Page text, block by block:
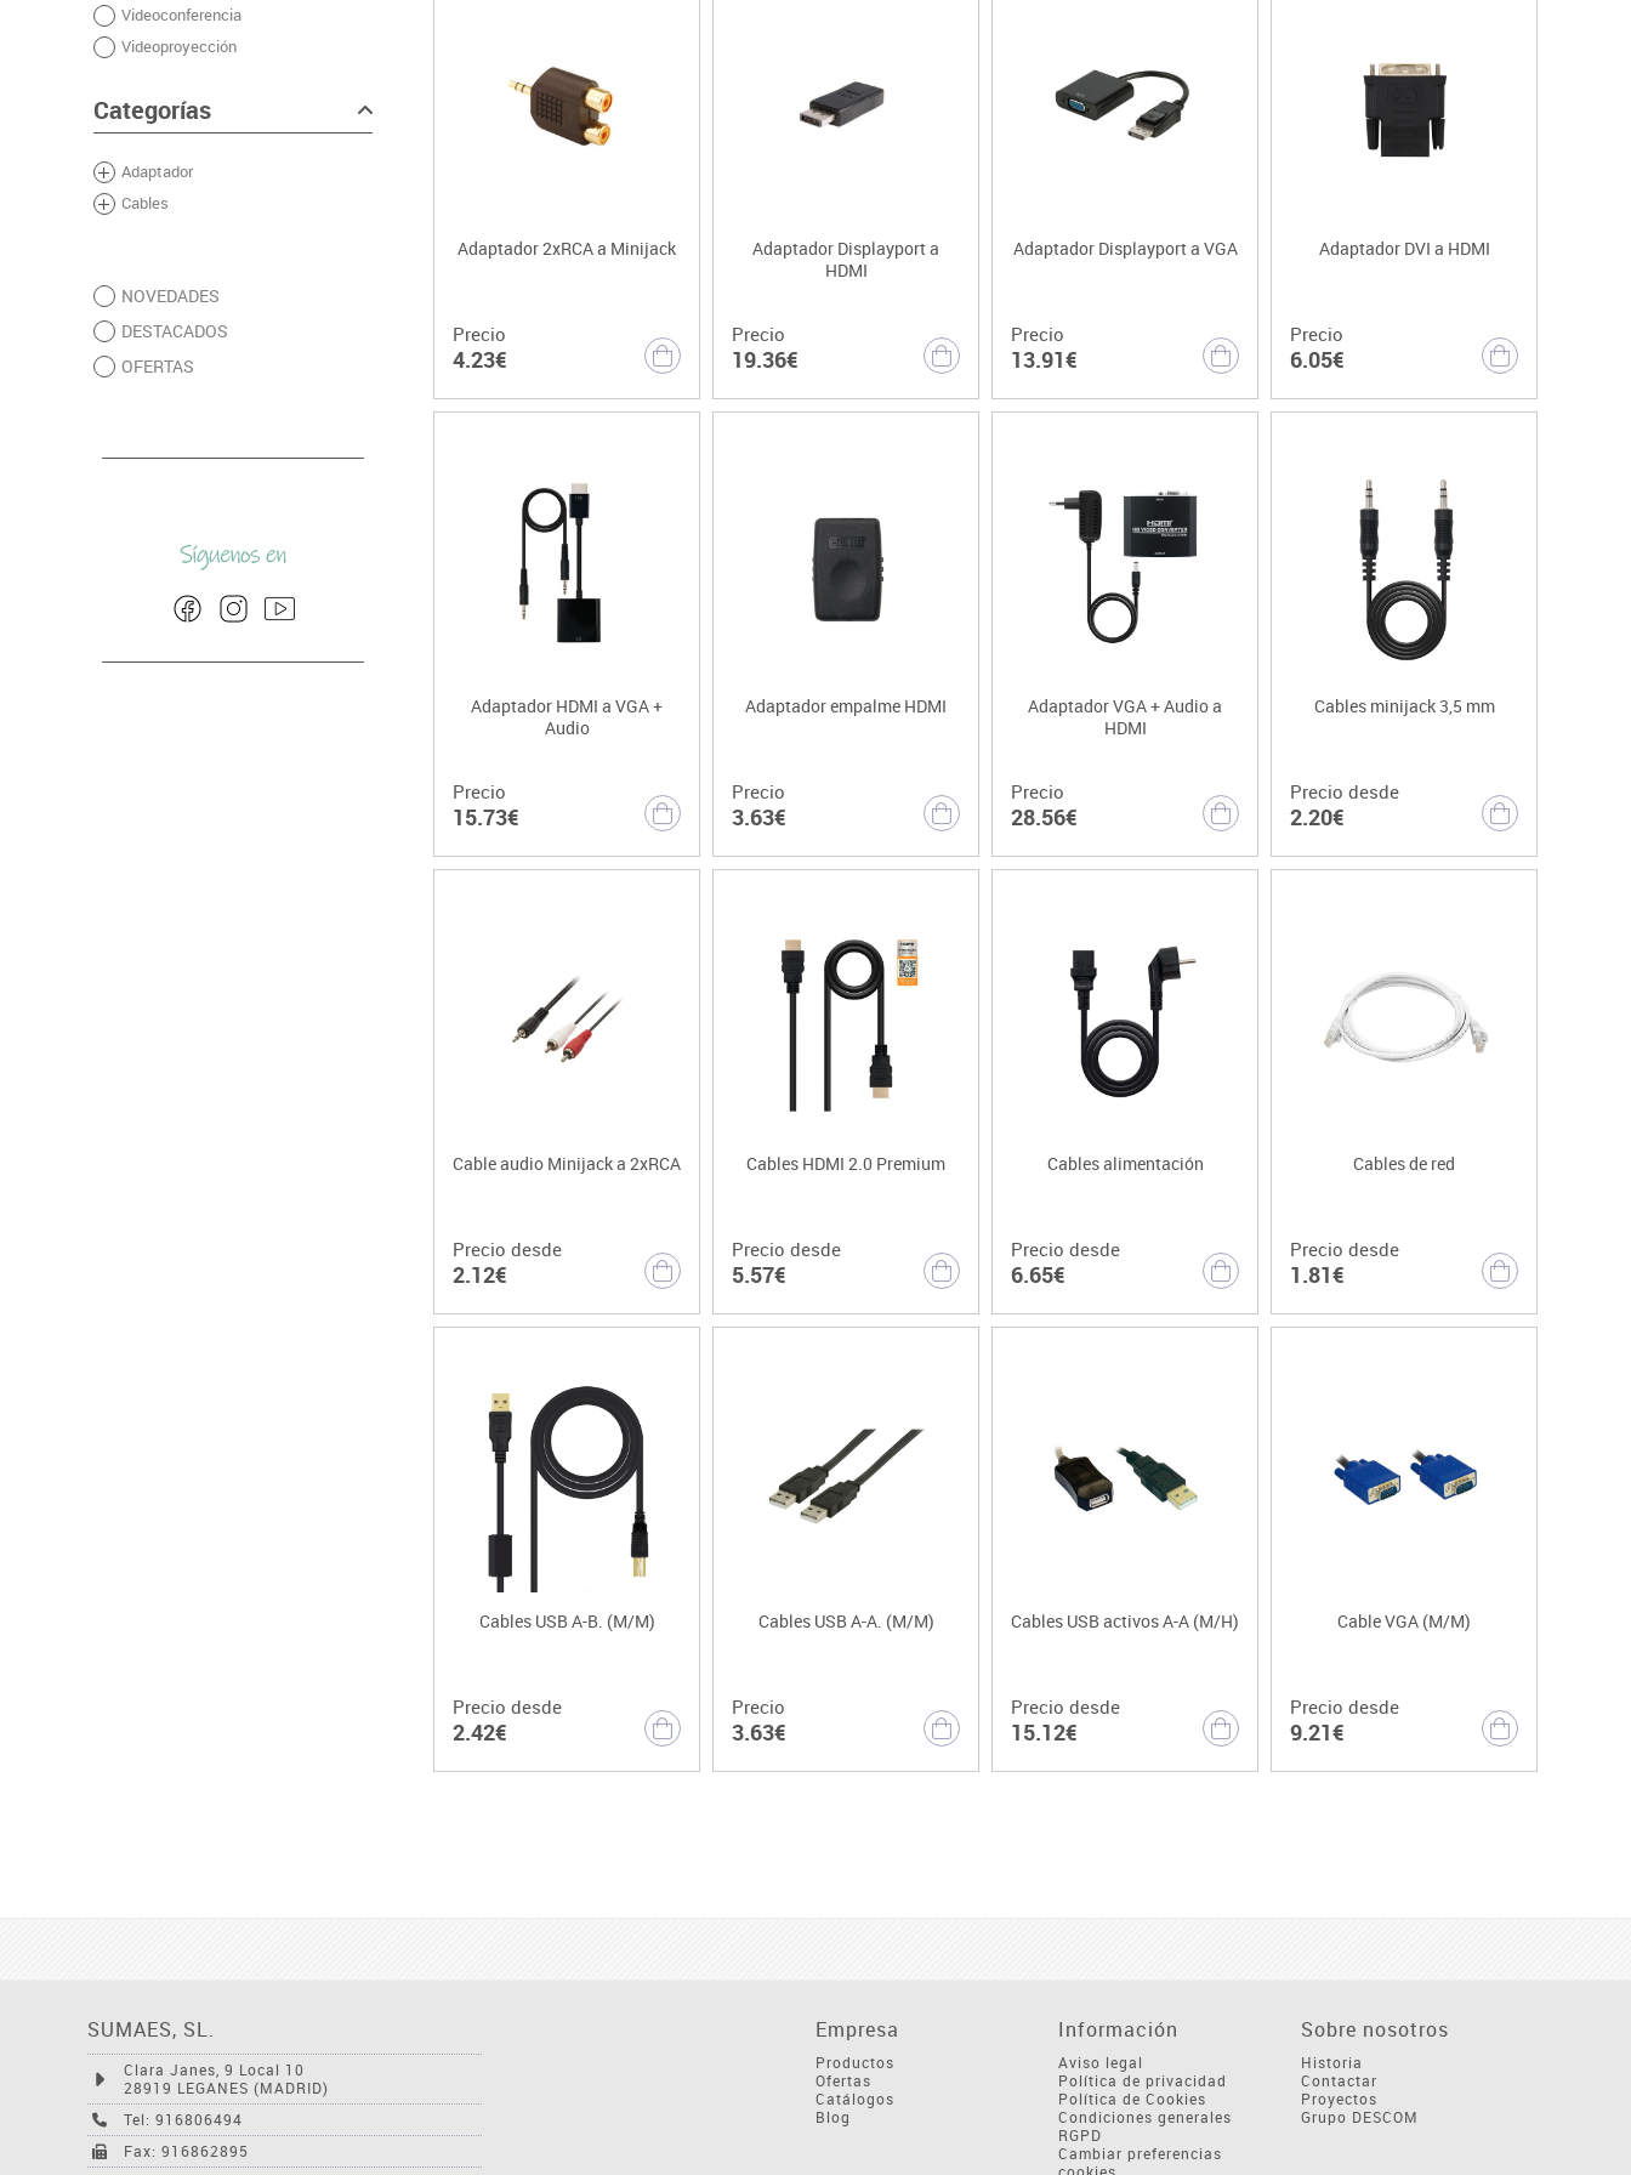
Papel y manipulados
Videoconferencia
Videoproyección
Categorías
Adaptador
Cables
NOVEDADES
DESTACADOS
OFERTAS
Adaptador 2xRCA a Minijack
Precio
4.23€
Adaptador Displayport a
HDMI
Precio
19.36€
Adaptador Displayport a VGA
Precio
13.91€
Adaptador DVI a HDMI
Precio
6.05€
Adaptador HDMI a VGA +
Audio
Precio
15.73€
Adaptador empalme HDMI
Precio
3.63€
Adaptador VGA + Audio a
HDMI
Precio
28.56€
Cables minijack 3,5 mm
Precio desde
2.20€
Cable audio Minijack a 2xRCA
Precio desde
2.12€
Cables HDMI 2.0 Premium
Precio desde
5.57€
Cables alimentación
Precio desde
6.65€
Cables de red
Precio desde
1.81€
Cables USB A-B. (M/M)
Precio desde
2.42€
Cables USB A-A. (M/M)
Precio
3.63€
Cables USB activos A-A (M/H)
Precio desde
15.12€
Cable VGA (M/M)
Precio desde
9.21€
SUMAES, SL.
Clara Janes, 9 Local 10
28919 LEGANES (MADRID)
Tel: 916806494
Fax: 916862895
Empresa
Productos
Ofertas
Catálogos
Blog
Información
Aviso legal
Política de privacidad
Política de Cookies
Condiciones generales
RGPD
Cambiar preferencias
Sobre nosotros
Historia
Contactar
Proyectos
Grupo DESCOM